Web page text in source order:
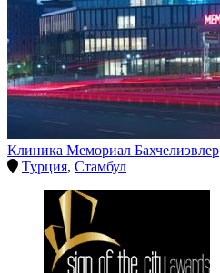
Клиника Мемориал Бахчелиэвлер
Турция, Стамбул